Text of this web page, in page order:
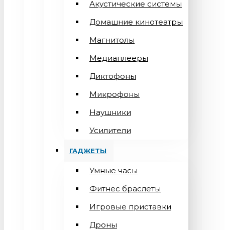
Акустические системы
Домашние кинотеатры
Магнитолы
Медиаплееры
Диктофоны
Микрофоны
Наушники
Усилители
ГАДЖЕТЫ
Умные часы
Фитнес браслеты
Игровые приставки
Дроны